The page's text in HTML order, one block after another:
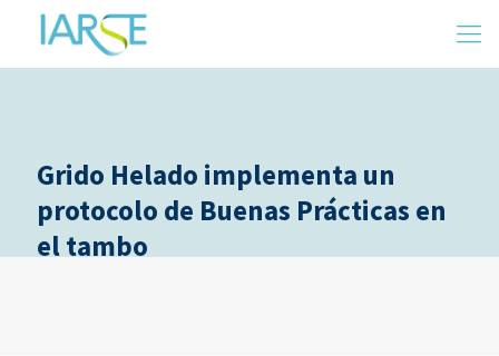
Grido Helado implementa un
protocolo de Buenas Prácticas en
el tambo